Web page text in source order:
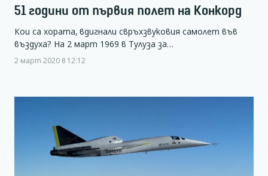
51 години от първия полет на Конкорд
Кои са хората, вдигнали свръхзвуковия самолет във
въздуха? На 2 март 1969 в Тулуза за…
2 март 2020 в 12:12